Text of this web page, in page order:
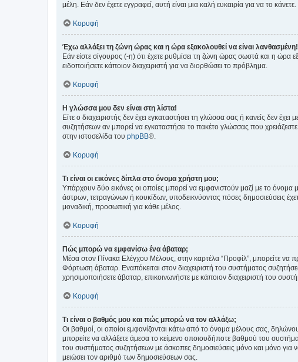
μέλη. Εάν δεν έχετε εγγραφεί, αυτή είναι μια καλή ευκαιρία για να το κάνετε.
Κορυφή
Έχω αλλάξει τη ζώνη ώρας και η ώρα εξακολουθεί να είναι λανθασμένη!
Εάν είστε σίγουρος (-η) ότι έχετε ρυθμίσει τη ζώνη ώρας σωστά και η
ειδοποιήσετε κάποιον διαχειριστή για να διορθώσει το πρόβλημα.
Κορυφή
Η γλώσσα μου δεν είναι στη λίστα!
Είτε ο διαχειριστής δεν έχει εγκαταστήσει τη γλώσσα σας ή κανείς δεν
συζητήσεων αν μπορεί να εγκαταστήσει το πακέτο γλώσσας που
στην ιστοσελίδα του phpBB®.
Κορυφή
Τι είναι οι εικόνες δίπλα στο όνομα χρήστη μου;
Υπάρχουν δύο εικόνες οι οποίες μπορεί να εμφανιστούν μαζί με το
άστρων, τετραγώνων ή κουκίδων, υποδεικνύοντας πόσες δημοσιεύσεις
μοναδική, προσωπική για κάθε μέλος.
Κορυφή
Πώς μπορώ να εμφανίσω ένα άβαταρ;
Μέσα στον Πίνακα Ελέγχου Μέλους, στην καρτέλα “Προφίλ”, μπορείτε
Φόρτωση άβαταρ. Εναπόκειται στον διαχειριστή του συστήματος
χρησιμοποιήσετε άβαταρ, επικοινωνήστε με κάποιον διαχειριστή του
Κορυφή
Τι είναι ο βαθμός μου και πώς μπορώ να τον αλλάξω;
Οι βαθμοί, οι οποίοι εμφανίζονται κάτω από το όνομα μέλους σας,
μπορείτε να αλλάξετε άμεσα το κείμενο οποιουδήποτε βαθμού του
του συστήματος συζητήσεων με άσκοπες δημοσιεύσεις μόνο και μόνο για
μειώσει τον αριθμό των δημοσιεύσεων σας.